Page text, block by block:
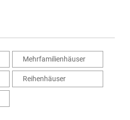
Mehrfamilienhäuser
Reihenhäuser